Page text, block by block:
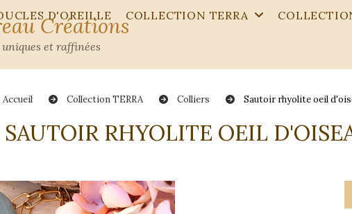
Créations
et raffinées
D'OREILLE COLLECTION TERRA
Accueil Collection TERRA Colliers Sautoir rhyolite oeil
SAUTOIR RHYOLITE OEIL